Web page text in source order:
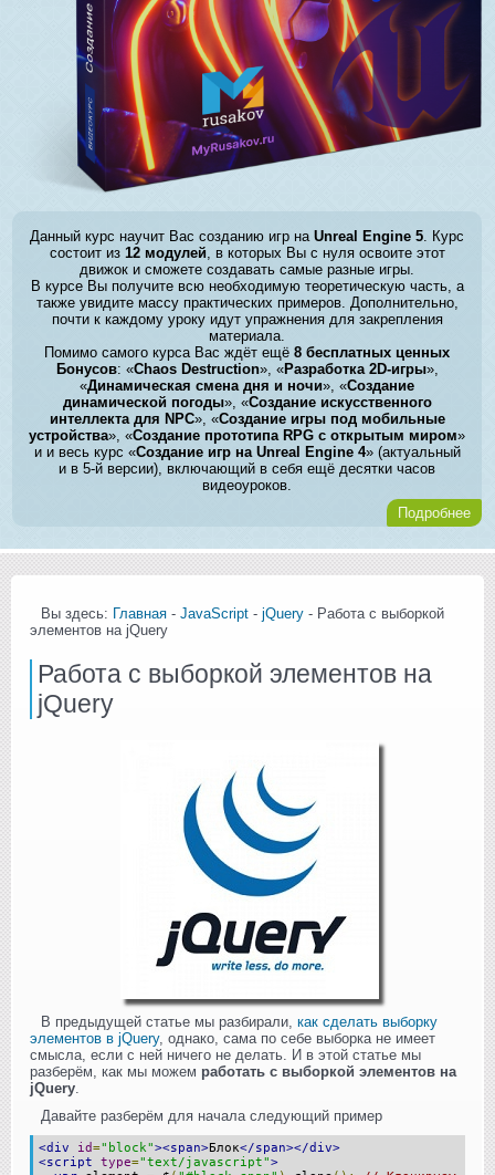
Данный курс научит Вас созданию игр наUnreal Engine 5 . Курс
состоит из 12 модулей, в которых Вы с нуля освоите этот
движок и сможете создавать самые разные игры.
В курсе Вы получите всю необходимую теоретическую часть, а
также увидите массу практических примеров. Дополнительно,
почти к каждому уроку идут упражнения для закрепления
материала.
Помимо самого курса Вас ждёт ещё8 бесплатных ценных
Бонусов: «Chaos Destruction», «Разработка 2D-игры»,
«Динамическая смена дня и ночи», «Создание
динамической погоды», «Создание искусственного
интеллекта для NPC», «Создание игры под мобильные
устройства», «Создание прототипа RPG с открытым миром»
и и весь курс «Создание игр на Unreal Engine 4» (актуальный
и в 5-й версии), включающий в себя ещё десятки часов
видеоуроков.
Подробнее
Вы здесь: Главная - JavaScript - jQuery - Работа с выборкой
элементов на jQuery
Работа с выборкой элементов на
jQuery
В предыдущей статье мы разбирали, как сделать выборку
элементов в jQuery, однако, сама по себе выборка не имеет
смысла, если с ней ничего не делать. И в этой статье мы
разберём, как мы можем работать с выборкой элементов на
jQuery
Давайте разберём для начала следующий пример
<div id="block"><span>Блок</span></div>
<script
type="text/javascript">